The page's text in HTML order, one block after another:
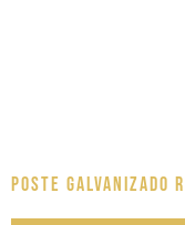
Poste Galvanizado